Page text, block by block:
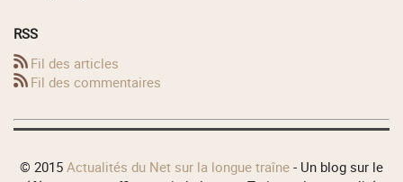
RSS
Fil des articles
Fil des commentaires
© 2015 Actualités du Net sur la longue traîne - Un blog sur le